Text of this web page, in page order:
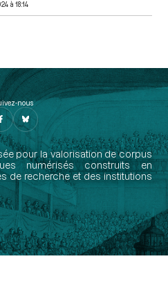
à 18:14
nous
pour la valorisation de corpus
numérisés construits en
de recherche et des institutions